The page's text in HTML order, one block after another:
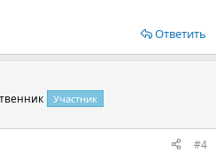
Ответить
Участник
#4